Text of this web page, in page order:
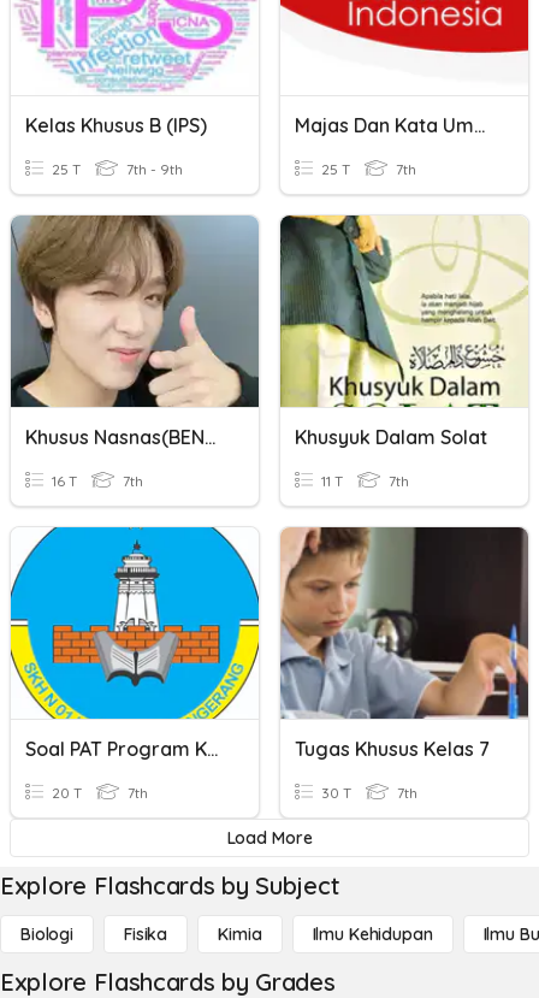
Kelas Khusus B (IPS)
25 T 7th - 9th
Majas Dan Kata Umum-Khusus
25 T 7th
Khusus Nasnas(BENER SEMUA DAPET ESKRIM PANOPAL1
16 T 7th
Khusyuk Dalam Solat
11 T 7th
Soal PAT Program Khusus Kls 1 Tunagrahita
20 T 7th
Tugas Khusus Kelas 7
30 T 7th
Load More
Explore Flashcards by Subject
Biologi Fisika Kimia Ilmu Kehidupan Ilmu
Explore Flashcards by Grades